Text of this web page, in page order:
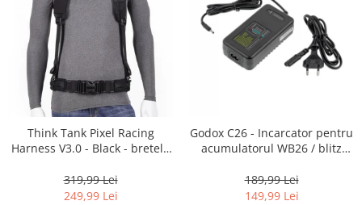
Think Tank Pixel Racing
Harness V3.0 - Black - bretele
319,99 Lei
249,99 Lei
Godox C26 - Incarcator pentru
acumulatorul WB26 / blitz
189,99 Lei
149,99 Lei